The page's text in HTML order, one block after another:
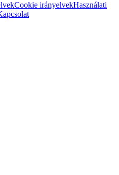
Cookie irányelvekHasználati